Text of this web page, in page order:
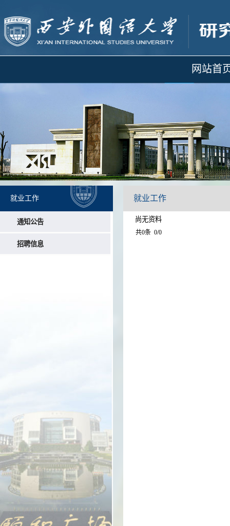
网站首
就业工作
通知公告
招聘信息
就业工作
尚无资料
共0条 0/0